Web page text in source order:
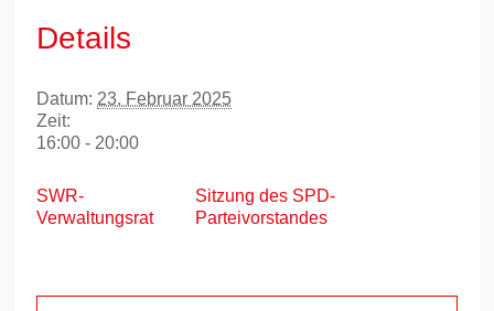
Details
Datum: 23. Februar 2025
Zeit:
16:00 - 20:00
SWR-
Verwaltungsrat
Sitzung des SPD-
Parteivorstandes